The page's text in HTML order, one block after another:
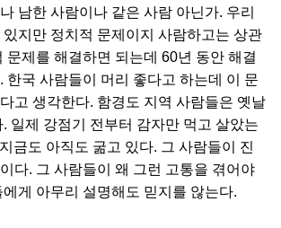
남한 사람이나 같은 사람 아닌가. 우리
지만 정치적 문제이지 사람하고는 상관
문제를 해결하면 되는데 60년 동안 해결
한국 사람들이 머리 좋다고 하는데 이 문
고 생각한다. 함경도 지역 사람들은 옛날
일제 강점기 전부터 감자만 먹고 살았는
금도 아직도 굶고 있다. 그 사람들이 진
다. 그 사람들이 왜 그런 고통을 겪어야
게 아무리 설명해도 믿지를 않는다.